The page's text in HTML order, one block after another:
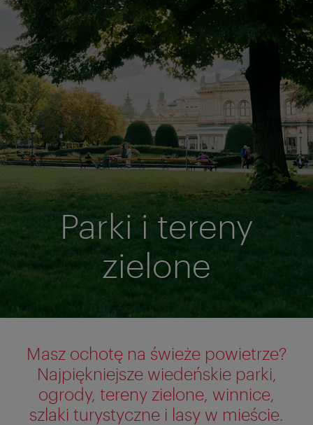
Parki i tereny
zielone
Masz ochotę na świeże powietrze?
Najpiękniejsze wiedeńskie parki,
ogrody, tereny zielone, winnice,
szlaki turystyczne i lasy w mieście.